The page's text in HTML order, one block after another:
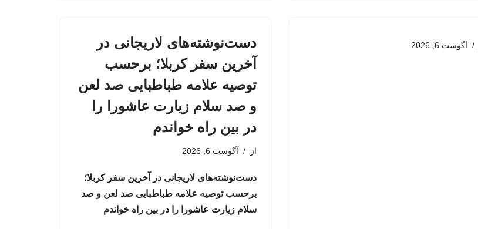
آگوست 6, 2026
دست‌نوشته‌های لاریجانی در
آخرین سفر کربلا؛ برحسب
توصیه علامه طباطبایی صد لعن
و صد سلام زیارت عاشورا را
در بین راه خواندم
از آگوست 6, 2026
دست‌نوشته‌های لاریجانی در آخرین سفر کربلا؛
برحسب توصیه علامه طباطبایی صد لعن و صد
سلام زیارت عاشورا را در بین راه خواندم